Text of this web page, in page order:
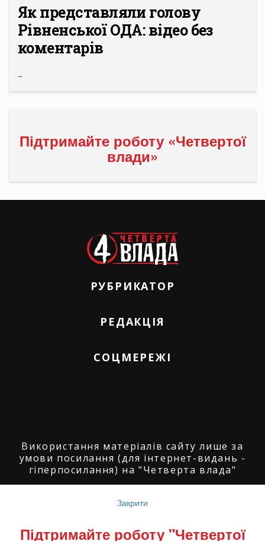
Як представляли голову
Рівненської ОДА: відео без
коментарів
...
Підтримайте роботу «Четвертої
влади»
РУБРИКАТОР
РЕДАКЦІЯ
СОЦМЕРЕЖІ
Використання матеріалів сайту лише за
умови посилання (для інтернет-видань -
гіперпосилання) на "Четверта влада"
"Четверта влада": 2008-2026.
Володимир Торбіч: 2008-2026.
Закрити
Підтримайте роботу "Четвертої